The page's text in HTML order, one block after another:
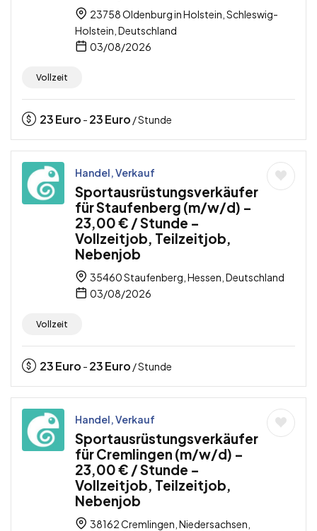
23758 Oldenburg in Holstein, Schleswig-
Holstein, Deutschland
03/08/2026
Vollzeit
23Euro - 23Euro / Stunde
Handel, Verkauf
Sportausrüstungsverkäufer
für Staufenberg (m/w/d) –
23,00 € / Stunde –
Vollzeitjob, Teilzeitjob,
Nebenjob
35460 Staufenberg, Hessen, Deutschland
03/08/2026
Vollzeit
23Euro - 23Euro / Stunde
Handel, Verkauf
Sportausrüstungsverkäufer
für Cremlingen (m/w/d) –
23,00 € / Stunde –
Vollzeitjob, Teilzeitjob,
Nebenjob
38162 Cremlingen, Niedersachsen,